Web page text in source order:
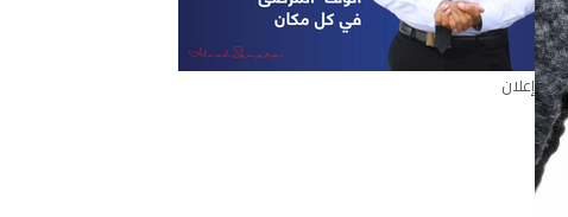
إعلان